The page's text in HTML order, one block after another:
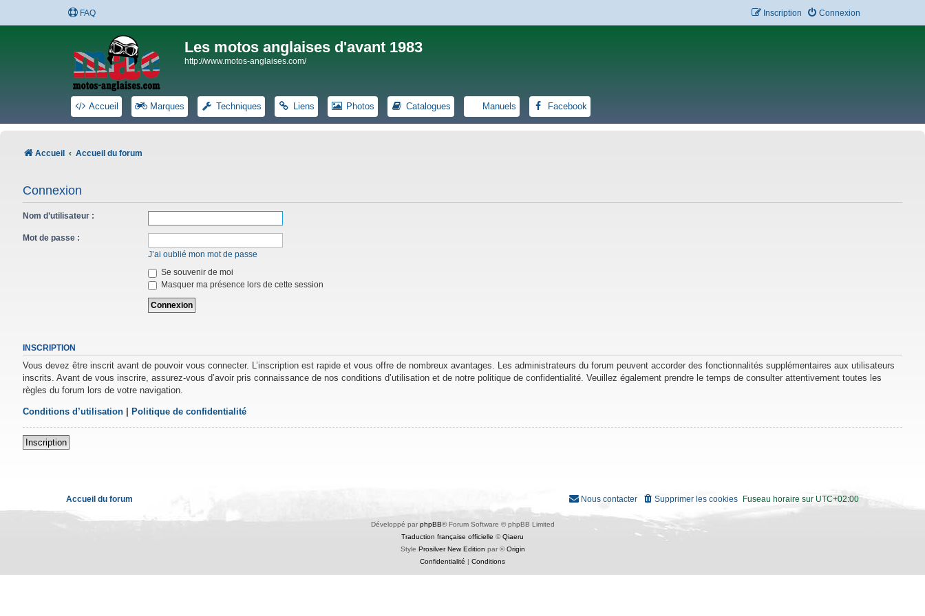
FAQ Connexion
Inscription
Les motos anglaises d'avant 1983
http://www.motos-anglaises.com/
Accueil Marques Techniques Liens Photos Catalogues Manuels Facebook
Accueil Accueil du forum
Connexion
Nom d’utilisateur :
Mot de passe :
J’ai oublié mon mot de passe
Se souvenir de moi
Masquer ma présence lors de cette session
INSCRIPTION
Vous devez être inscrit avant de pouvoir vous connecter. L’inscription est rapide et vous offre de nombreux avantages. Les administrateurs du forum peuvent accorder des fonctionnalités supplémentaires aux utilisateurs
inscrits. Avant de vous inscrire, assurez-vous d’avoir pris connaissance de nos conditions d’utilisation et de notre politique de confidentialité. Veuillez également prendre le temps de consulter attentivement toutes les
règles du forum lors de votre navigation.
Conditions d’utilisation Politique de confidentialité
Inscription
Accueil du forum Fuseau horaire sur UTC+02:00
Supprimer les cookies
Nous contacter
Développé par phpBB® Forum Software © phpBB Limited
Traduction française officielle ©Qiaeru
Style Prosilver New Edition par ©Origin
Confidentialité
Conditions